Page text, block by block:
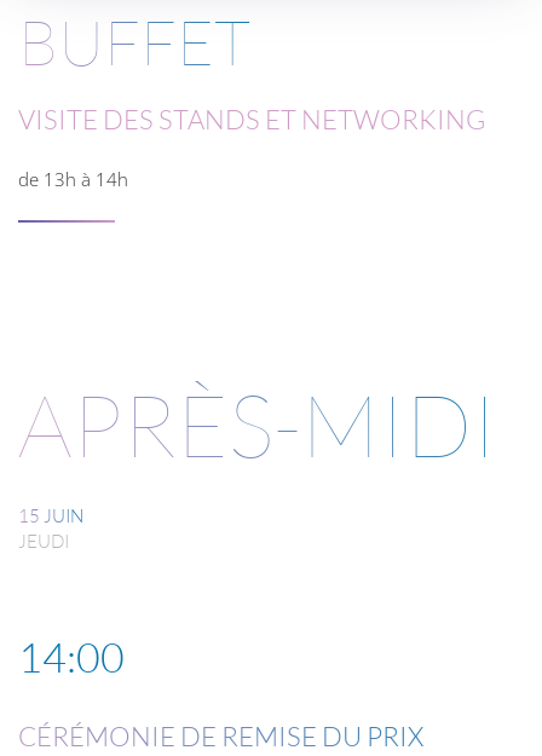
BUFFET
VISITE DES STANDS ET NETWORKING
de 13h à 14h
APRÈS-MIDI
15 JUIN
JEUDI
14:00
CÉRÉMONIE DE REMISE DU PRIX